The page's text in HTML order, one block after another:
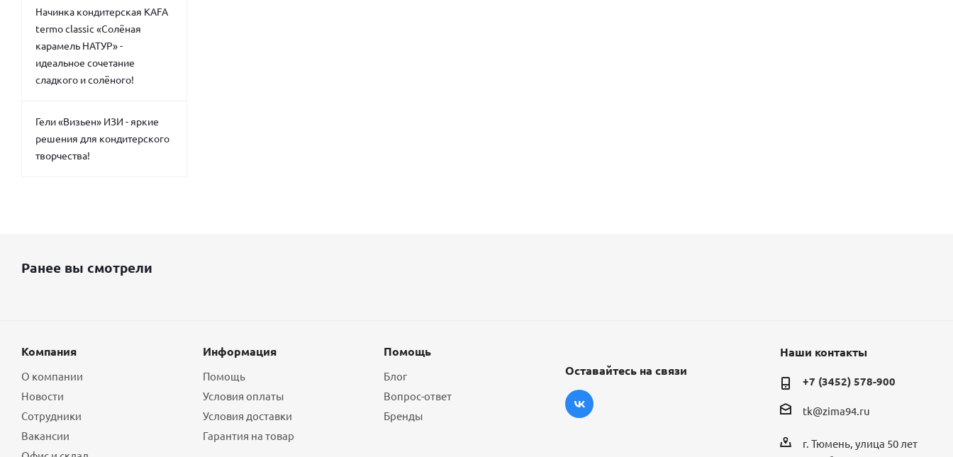
Начинка кондитерская KAFA
termo classic «Солёная
карамель НАТУР» -
идеальное сочетание
сладкого и солёного!
Гели «Визьен» ИЗИ - яркие
решения для кондитерского
творчества!
Ранее вы смотрели
Компания
О компании
Новости
Сотрудники
Вакансии
Информация
Помощь
Условия оплаты
Условия доставки
Гарантия на товар
Помощь
Блог
Вопрос-ответ
Бренды
Оставайтесь на связи
Наши контакты
+7 (3452) 578-900
tk@zima94.ru
г. Тюмень, улица 50 лет